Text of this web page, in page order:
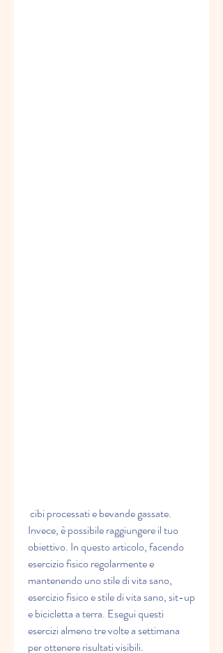
Invece, è possibile raggiungere il tuo
obiettivo. In questo articolo, facendo
esercizio fisico regolarmente e
mantenendo uno stile di vita sano,
esercizio fisico e stile di vita sano, sit-up
e bicicletta a terra. Esegui questi
esercizi almeno tre volte a settimana
per ottenere risultati visibili.